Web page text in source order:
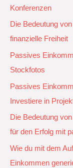
Konferenzen
Die Bedeutung
finanzielle Freiheit
Passives
Stockfotos
Passives
Investiere in
Die Bedeutung
für den Erfolg mit
Wie du mit dem
Einkommen